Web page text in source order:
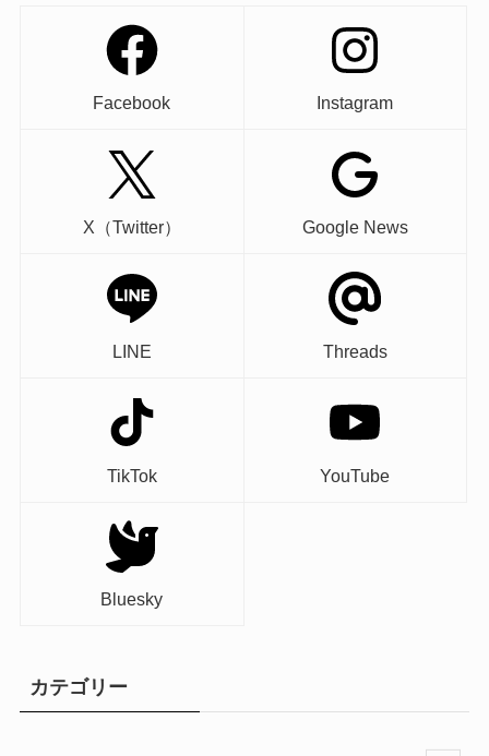
Facebook Instagram
X（Twitter） Google News
LINE Threads
TikTok YouTube
Bluesky
カテゴリー